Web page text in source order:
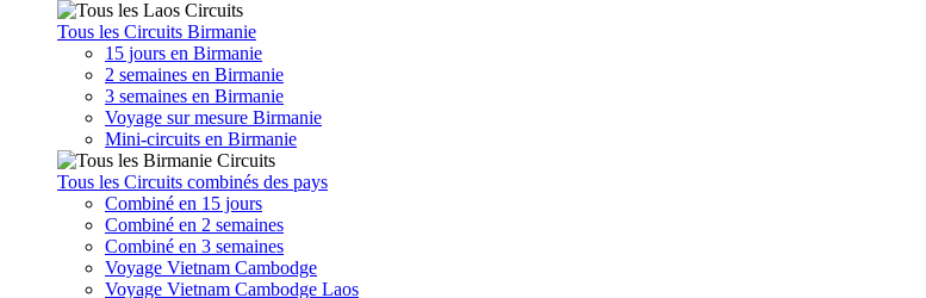
Tous les Circuits Birmanie
15 jours en Birmanie
2 semaines en Birmanie
3 semaines en Birmanie
Voyage sur mesure Birmanie
Mini-circuits en Birmanie
Tous les Circuits combinés des pays
Combiné en 15 jours
Combiné en 2 semaines
Combiné en 3 semaines
Voyage Vietnam Cambodge
Voyage Vietnam Cambodge Laos